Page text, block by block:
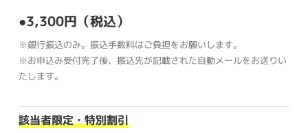
●3,300円（税込）
※銀行振込のみ。振込手数料はご負担をお願いします。
※お申込み受付完了後、振込先が記載された自動メールをお送りい
たします。
該当者限定・特別割引